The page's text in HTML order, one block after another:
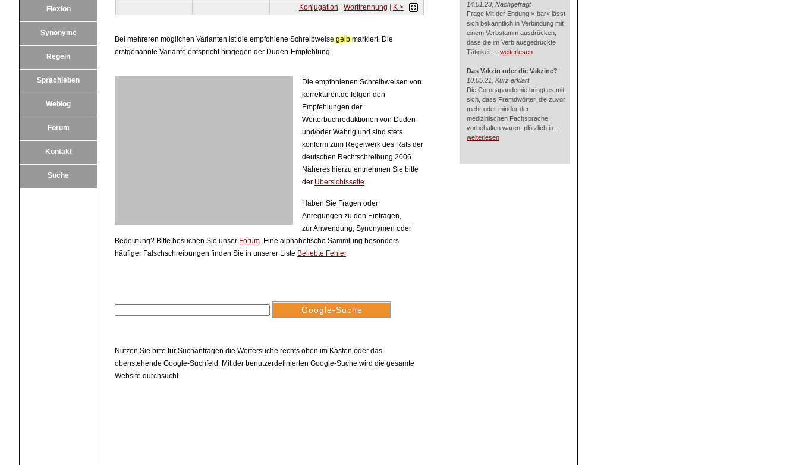
Flexion
Synonyme
Regeln
Sprachleben
Weblog
Forum
Kontakt
Suche
Konjugation
Worttrennung K >
Bei mehreren möglichen Varianten ist die empfohlene Schreibweisegelbmarkiert. Die
erstgenannte Variante entspricht hingegen der Duden-Empfehlung.
Die empfohlenen Schreibweisen von
korrekturen.de folgen den
Empfehlungen der
Wörterbuchredaktionen von Duden
und/oder Wahrig und sind stets
konform zum Regelwerk des Rats der
deutschen Rechtschreibung 2006.
Näheres hierzu entnehmen Sie bitte
der Übersichtsseite.
Haben Sie Fragen oder
Anregungen zu den Einträgen,
zur Anwendung, Synonymen oder
Bedeutung? Bitte besuchen Sie unser Forum. Eine alphabetische Sammlung besonders
häufiger Falschschreibungen finden Sie in unserer Liste Beliebte Fehler.
Nutzen Sie bitte für Suchanfragen die Wörtersuche rechts oben im Kasten oder das
obenstehende Google-Suchfeld. Mit der benutzerdefinierten Google-Suche wird die gesamte
Website durchsucht.
14.01.23, Nachgefragt
Frage Mit der Endung »-bar« lässt
sich bekanntlich in Verbindung mit
einem Verbstamm ausdrücken,
dass die im Verb ausgedrückte
Tätigkeit ... weiterlesen
Das Vakzin oder die Vakzine?
10.05.21, Kurz erklärt
Die Coronapandemie bringt es mit
sich, dass Fremdwörter, die zuvor
mehr oder minder der
medizinischen Fachsprache
vorbehalten waren, plötzlich in ...
weiterlesen